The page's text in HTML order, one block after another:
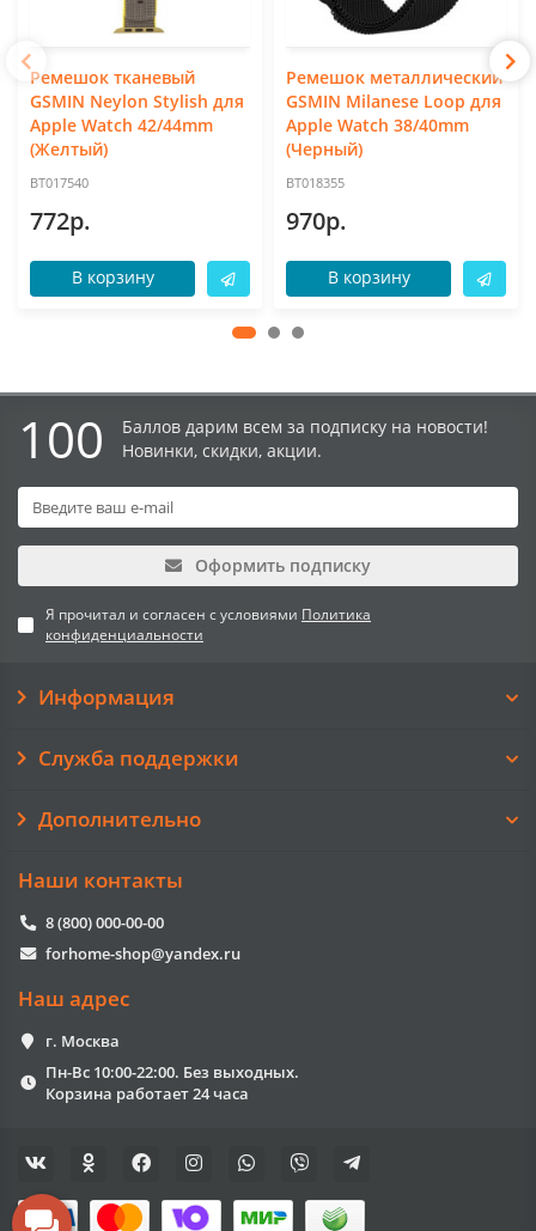
Ремешок тканевый
GSMIN Neylon Stylish для
Apple Watch 42/44mm
(Желтый)
BT017540
772р.
В корзину
Ремешок металлический
GSMIN Milanese Loop для
Apple Watch 38/40mm
(Черный)
BT018355
970р.
В корзину
100
Баллов дарим всем за подписку на новости!
Новинки, скидки, акции.
Оформить подписку
Я прочитал и согласен с условиями Политика
конфиденциальности
Информация
Служба поддержки
Дополнительно
Наши контакты
8 (800) 000-00-00
forhome-shop@yandex.ru
Наш адрес
г. Москва
Пн-Вс 10:00-22:00. Без выходных.
Корзина работает 24 часа